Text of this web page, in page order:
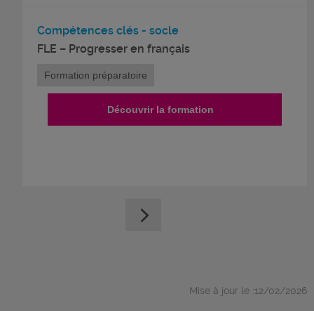
Compétences clés - socle
FLE – Progresser en français
Formation préparatoire
Découvrir la formation
Mise à jour le :12/02/2026